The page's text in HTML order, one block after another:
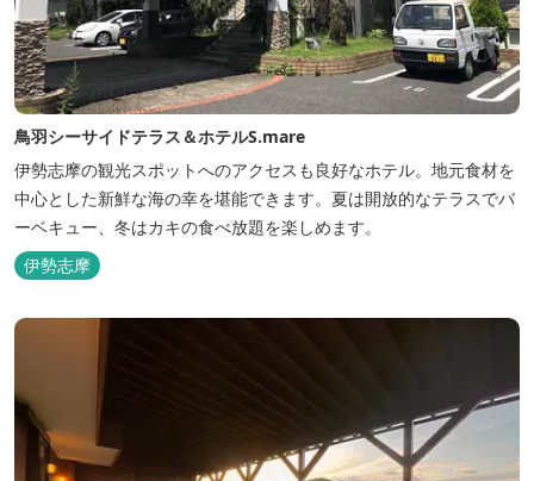
鳥羽シーサイドテラス＆ホテルS.mare
伊勢志摩の観光スポットへのアクセスも良好なホテル。地元食材を
中心とした新鮮な海の幸を堪能できます。夏は開放的なテラスでバ
ーベキュー、冬はカキの食べ放題を楽しめます。
伊勢志摩